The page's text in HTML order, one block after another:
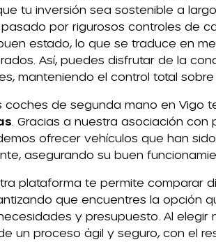
tu inversión sea sostenible a
por rigurosos controles de
estado, lo que se traduce en
Así, puedes disfrutar de la
manteniendo el control total
coches de segunda mano en Vigo
. Gracias a nuestra asociación
ofrecer vehículos que han
asegurando su buen
plataforma te permite comparar
que encuentres la opción
y presupuesto. Al elegir
un proceso ágil y seguro, con el